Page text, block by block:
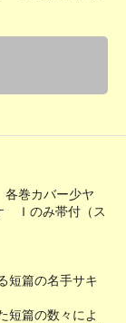
巻カバー少ヤ
Ｉのみ帯付（ス
短篇の名手サキ
短篇の数々によ